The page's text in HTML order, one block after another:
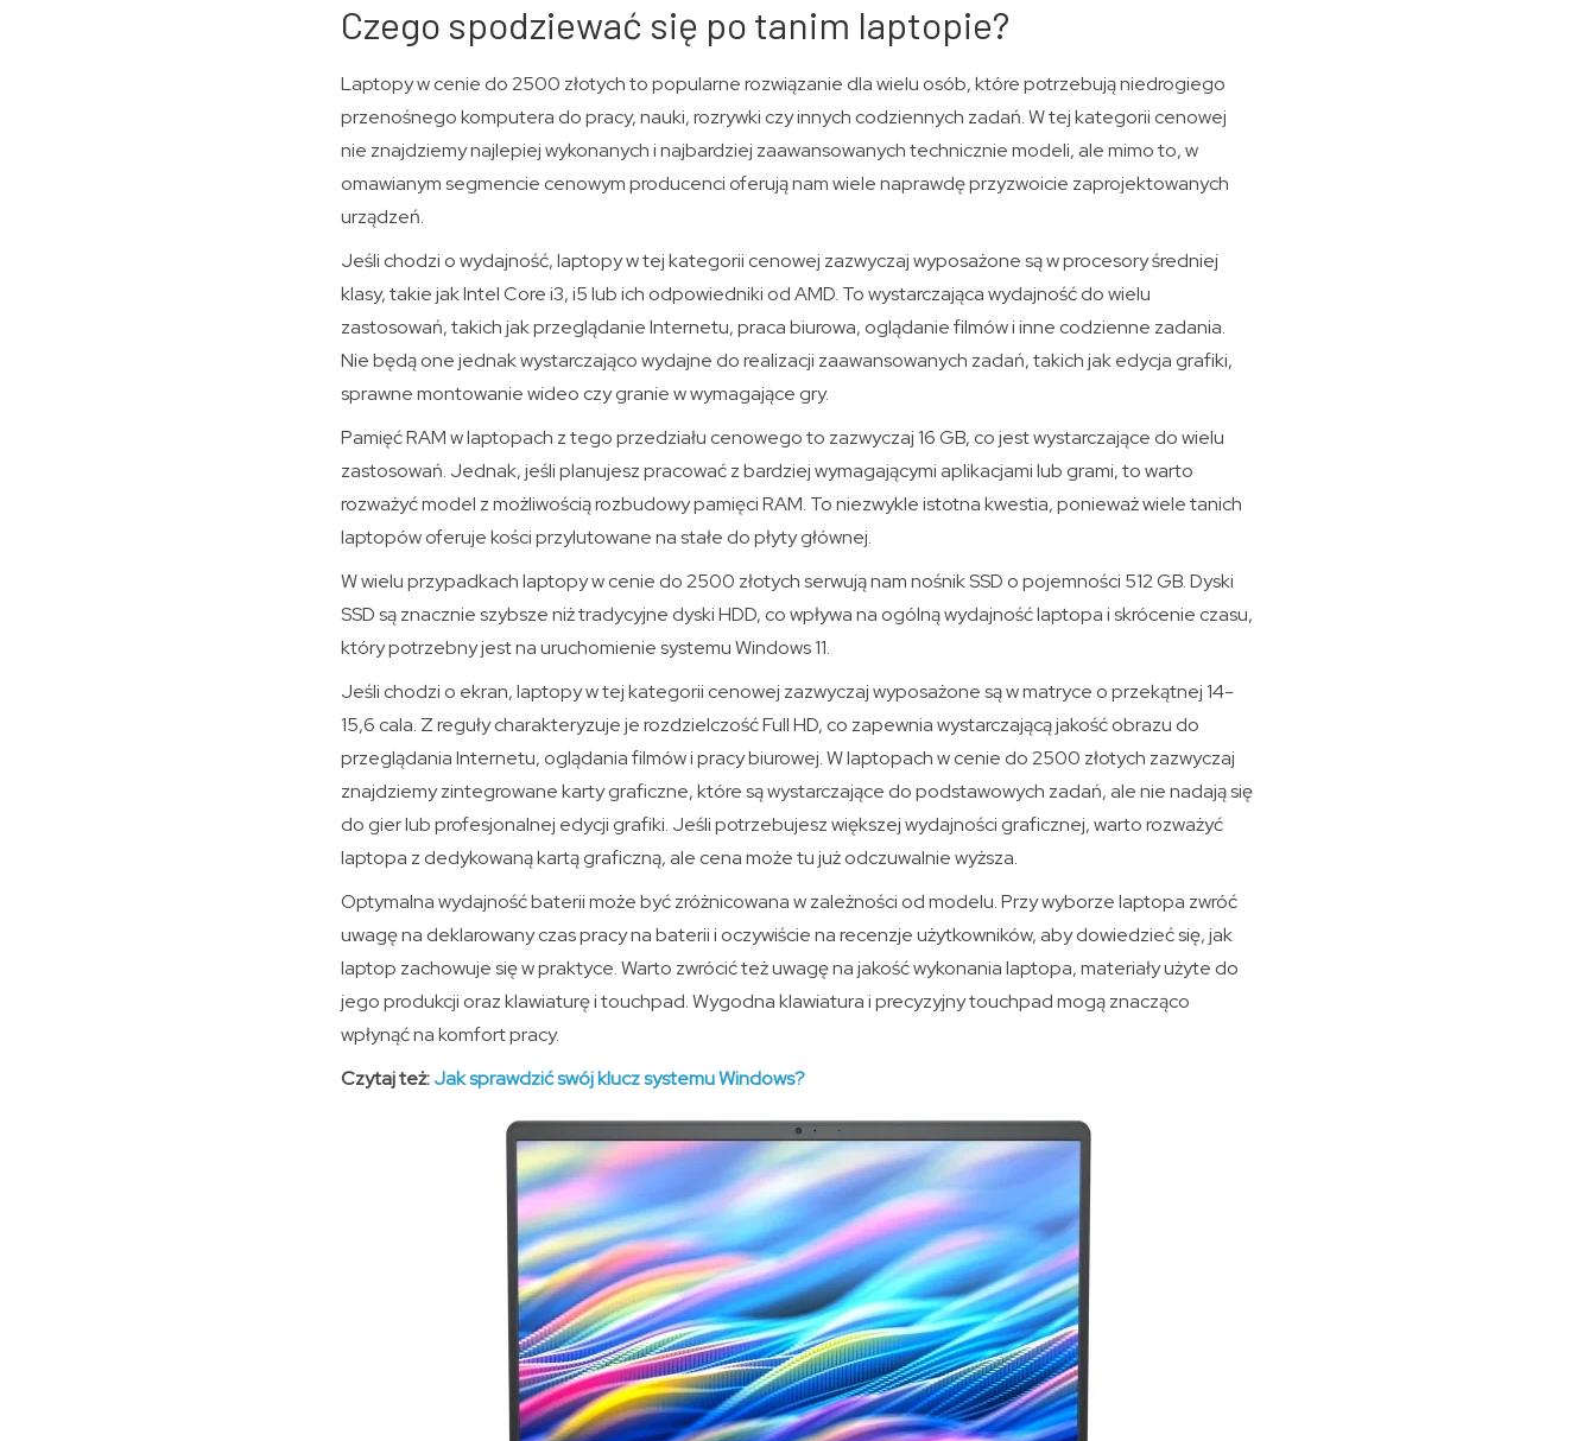
Czego spodziewać się po tanim laptopie?
Laptopy w cenie do 2500 złotych to popularne rozwiązanie dla wielu osób, które potrzebują niedrogiego
przenośnego komputera do pracy, nauki, rozrywki czy innych codziennych zadań. W tej kategorii cenowej
nie znajdziemy najlepiej wykonanych i najbardziej zaawansowanych technicznie modeli, ale mimo to, w
omawianym segmencie cenowym producenci oferują nam wiele naprawdę przyzwoicie zaprojektowanych
urządzeń.
Jeśli chodzi o wydajność, laptopy w tej kategorii cenowej zazwyczaj wyposażone są w procesory średniej
klasy, takie jak Intel Core i3, i5 lub ich odpowiedniki od AMD. To wystarczająca wydajność do wielu
zastosowań, takich jak przeglądanie Internetu, praca biurowa, oglądanie filmów i inne codzienne zadania.
Nie będą one jednak wystarczająco wydajne do realizacji zaawansowanych zadań, takich jak edycja grafiki,
sprawne montowanie wideo czy granie w wymagające gry.
Pamięć RAM w laptopach z tego przedziału cenowego to zazwyczaj 16 GB, co jest wystarczające do wielu
zastosowań. Jednak, jeśli planujesz pracować z bardziej wymagającymi aplikacjami lub grami, to warto
rozważyć model z możliwością rozbudowy pamięci RAM. To niezwykle istotna kwestia, ponieważ wiele tanich
laptopów oferuje kości przylutowane na stałe do płyty głównej.
W wielu przypadkach laptopy w cenie do 2500 złotych serwują nam nośnik SSD o pojemności 512 GB. Dyski
SSD są znacznie szybsze niż tradycyjne dyski HDD, co wpływa na ogólną wydajność laptopa i skrócenie czasu,
który potrzebny jest na uruchomienie systemu Windows 11.
Jeśli chodzi o ekran, laptopy w tej kategorii cenowej zazwyczaj wyposażone są w matryce o przekątnej 14-
15,6 cala. Z reguły charakteryzuje je rozdzielczość Full HD, co zapewnia wystarczającą jakość obrazu do
przeglądania Internetu, oglądania filmów i pracy biurowej. W laptopach w cenie do 2500 złotych zazwyczaj
znajdziemy zintegrowane karty graficzne, które są wystarczające do podstawowych zadań, ale nie nadają się
do gier lub profesjonalnej edycji grafiki. Jeśli potrzebujesz większej wydajności graficznej, warto rozważyć
laptopa z dedykowaną kartą graficzną, ale cena może tu już odczuwalnie wyższa.
Optymalna wydajność baterii może być zróżnicowana w zależności od modelu. Przy wyborze laptopa zwróć
uwagę na deklarowany czas pracy na baterii i oczywiście na recenzje użytkowników, aby dowiedzieć się, jak
laptop zachowuje się w praktyce. Warto zwrócić też uwagę na jakość wykonania laptopa, materiały użyte do
jego produkcji oraz klawiaturę i touchpad. Wygodna klawiatura i precyzyjny touchpad mogą znacząco
wpłynąć na komfort pracy.
Czytaj też:Jak sprawdzić swój klucz systemu Windows?